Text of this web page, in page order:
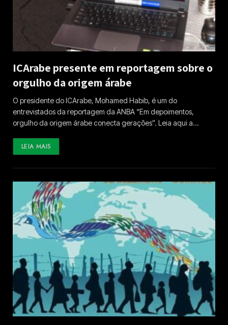
ICArabe presente em reportagem sobre o
orgulho da origem árabe
O presidente do ICArabe, Mohamed Habib, é um do
entrevistados da reportagem da ANBA “Em depoimentos,
orgulho da origem árabe conecta gerações”. Leia aqui a…
LEIA MAIS